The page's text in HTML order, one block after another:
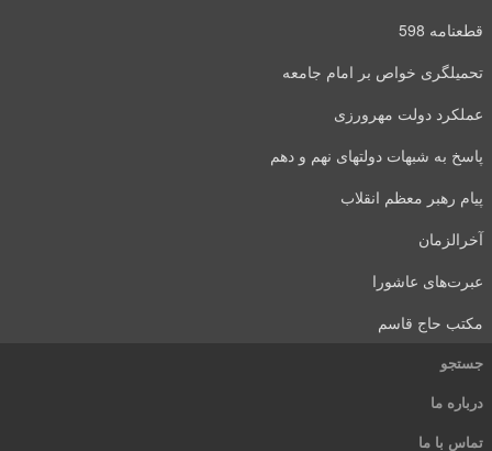
قطعنامه 598
تحمیلگری خواص بر امام جامعه
عملکرد دولت مهرورزی
پاسخ به شبهات دولتهای نهم و دهم
پیام رهبر معظم انقلاب
آخرالزمان
عبرت‌های عاشورا
مکتب حاج قاسم
جستجو
درباره ما
تماس با ما